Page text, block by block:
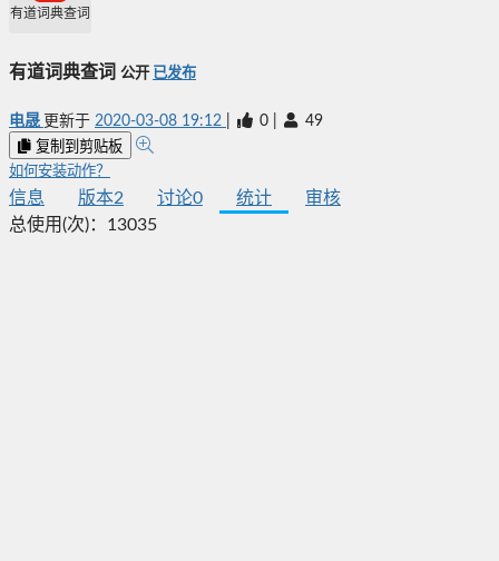
有道词典查词
有道词典查词 公开 已发布
电晟 更新于 2020-03-08 19:12 0 49
复制到剪贴板
如何安装动作？
信息 版本2 讨论0 统计
审核
总使用(次)： 13035